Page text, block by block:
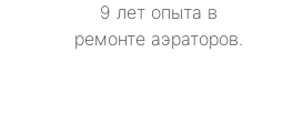
9 лет опыта в
ремонте аэраторов.